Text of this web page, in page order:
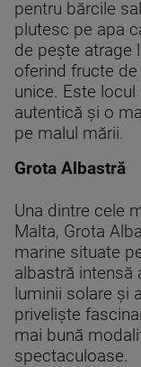
pentru bărcile
plutesc pe apa
de pește atrage
oferind fructe
unice. Este
autentică și o
pe malul mării.
Grota Albastră
Una dintre cele
Malta, Grota
marine situate
albastră intensă
luminii solare și
priveliște
mai bună
spectaculoase.